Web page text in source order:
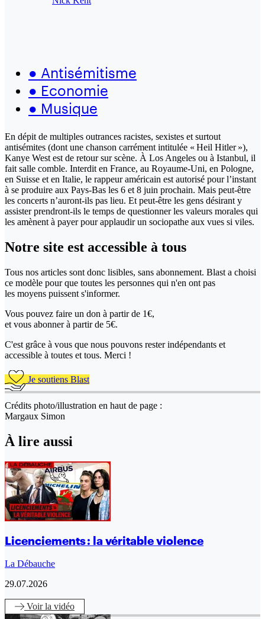
● Antisémitisme
● Economie
● Musique
En dépit de multiples outrances racistes, sexistes et surtout
antisémites (dont une chanson carrément intitulée « Heil Hitler »),
Kanye West est de retour sur scène. À Los Angeles ou à Istanbul, il
fait salle comble. Interdit en France, au Royaume-Uni, en Pologne,
en Suisse et en Italie, le rappeur américain est autorisé pour l’instant
à se produire aux Pays-Bas les 6 et 8 juin prochain. Mais peut-être
les concerts n’auront-ils pas lieu. Et peut-être les gens désirant y
assister prendront-ils le temps de questionner les valeurs morales qui
les amènent à payer pour applaudir un sociopathe aux vues si viles.
Notre site est accessible à tous
Tous nos articles sont donc lisibles, sans abonnement. Blast a choisi
ce modèle pour que toutes les personnes qui n'en ont pas
les moyens puissent s'informer.
Vous pouvez faire un don à partir de 1€,
et vous abonner à partir de 5€.
C'est grâce à vous que nous pouvons rester indépendants et
accessible à toutes et tous. Merci !
Je soutiens Blast
Crédits photo/illustration en haut de page :
Margaux Simon
À lire aussi
Licenciements : la véritable violence
La Débauche
29.07.2026
Voirla vidéo